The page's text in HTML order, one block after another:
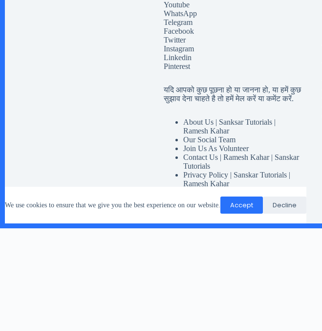
We use cookies to ensure that we give you the best experience on our website. Accept Decline
Youtube
WhatsApp
Telegram
Facebook
Twitter
Instagram
Linkedin
Pinterest
यदि आपको कुछ पूछना हो या जानना हो, या हमें कुछ
सुझाव देना चाहते है तो हमें मेल करें या कमेंट करें.
About Us | Sanksar Tutorials |
Ramesh Kahar
Our Social Team
Join Us As Volunteer
Contact Us | Ramesh Kahar | Sanskar
Tutorials
Privacy Policy | Sanskar Tutorials |
Ramesh Kahar
Our Social Responsibility
Terms And Conditions